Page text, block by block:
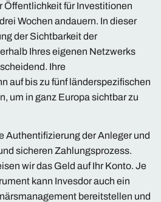
Öffentlichkeit für Investitionen
Wochen andauern. In dieser
der Sichtbarkeit der
Ihres eigenen Netzwerks
Ihre
auf bis zu fünf länderspezifischen
um in ganz Europa sichtbar zu
Authentifizierung der Anleger und
sicheren Zahlungsprozess.
wir das Geld auf Ihr Konto. Je
kann Invesdor auch ein
bereitstellen und